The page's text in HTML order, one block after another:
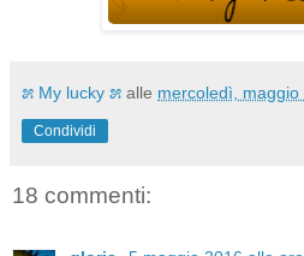
೫ My lucky ೫ alle mercoledì, maggio
Condividi
18 commenti: